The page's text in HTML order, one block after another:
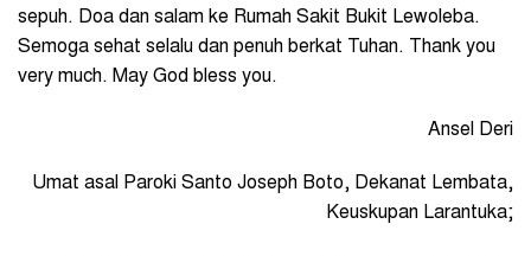
sepuh. Doa dan salam ke Rumah Sakit Bukit Lewoleba.
Semoga sehat selalu dan penuh berkat Tuhan. Thank you
very much. May God bless you.
Ansel Deri
Umat asal Paroki Santo Joseph Boto, Dekanat Lembata,
Keuskupan Larantuka;